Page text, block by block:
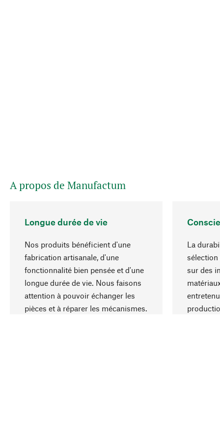
A propos de Manufactum
Longue durée de vie
Nos produits bénéficient d'une
fabrication artisanale, d'une
fonctionnalité bien pensée et d'une
longue durée de vie. Nous faisons
attention à pouvoir échanger les
pièces et à réparer les mécanismes.
La
sur des